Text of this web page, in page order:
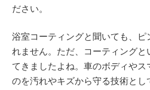
ださい。
浴室コーティングと聞いても、ピ
れません。ただ、コーティング
てきましたよね。車のボディやス
のを汚れやキズから守る技術とし